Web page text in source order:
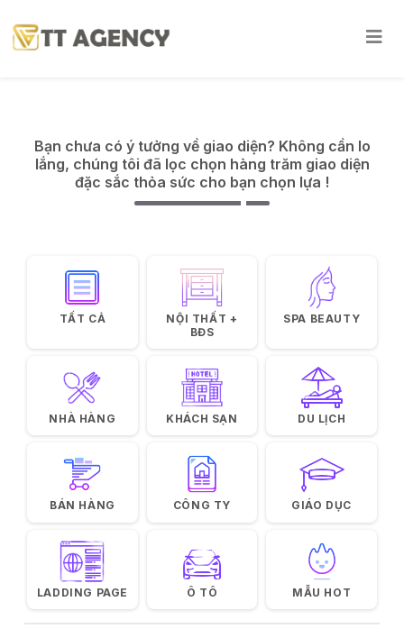
Bạn chưa có ý tưởng về giao diện? Không cần lo
lắng, chúng tôi đã lọc chọn hàng trăm giao diện
đặc sắc thỏa sức cho bạn chọn lựa !
TẤT CẢ
NỘI THẤT +
BĐS
SPA BEAUTY
NHÀ HÀNG KHÁCH SẠN DU LỊCH
BÁN HÀNG CÔNG TY GIÁO DỤC
LADDING PAGE Ô TÔ MẪU HOT